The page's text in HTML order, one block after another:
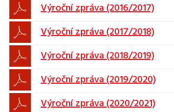
Výroční zpráva (2016/2017)
Výroční zpráva (2017/2018)
Výroční zpráva (2018/2019)
Výroční zpráva (2019/2020)
Výroční zpráva (2020/2021)